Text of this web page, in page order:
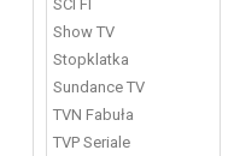
SCI FI
Show TV
Stopklatka
Sundance TV
TVN Fabuła
TVP Seriale